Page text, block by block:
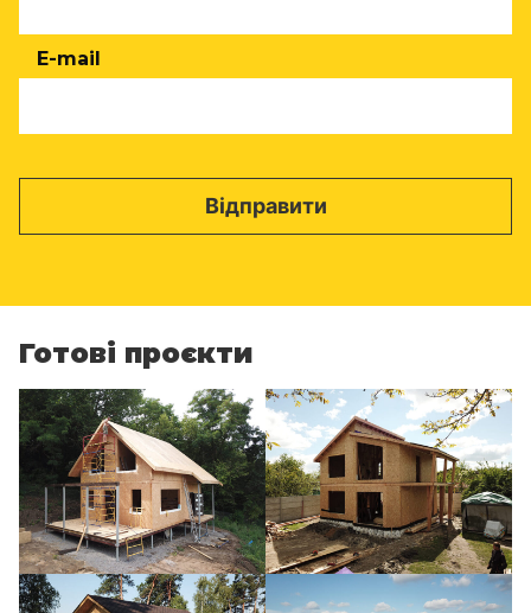
E-mail
Готові проєкти